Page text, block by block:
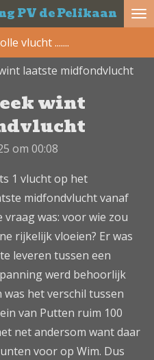
PV de Pelikaan
vlucht .......
laatste midfondvlucht
wint
om 00:08
1 vlucht op het
midfondvlucht vanaf
vraag was: voor wie zou
rijkelijk vloeien? Er was
leveren tussen een
werd behoorlijk
het verschil tussen
van Putten ruim 100
net andersom want daar
voor op Wim. Dus